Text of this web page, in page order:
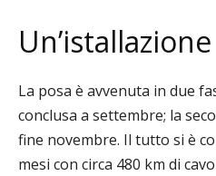
La posa è avvenuta in due
conclusa a settembre; la
fine novembre. Il tutto si è
mesi con circa 480 km di